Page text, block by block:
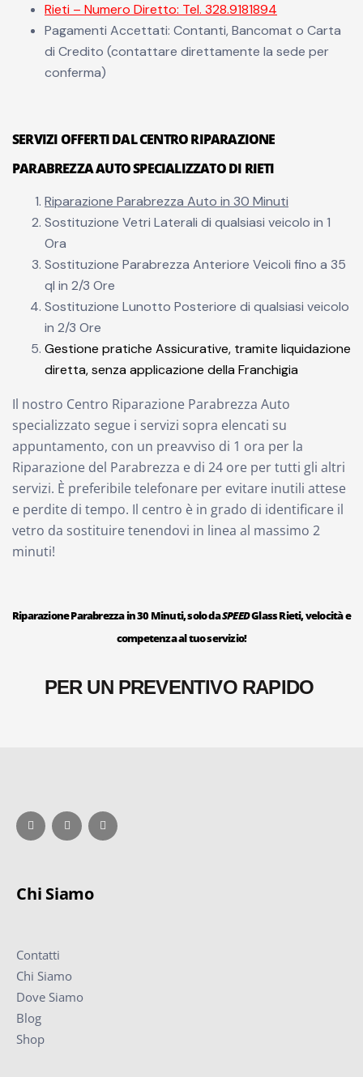
Rieti – Numero Diretto: Tel. 328.9181894
Pagamenti Accettati: Contanti, Bancomat o Carta
di Credito (contattare direttamente la sede per
conferma)
SERVIZI OFFERTI DAL CENTRO RIPARAZIONE
PARABREZZA AUTO SPECIALIZZATO DI RIETI
Riparazione Parabrezza Auto in 30 Minuti
Sostituzione Vetri Laterali di qualsiasi veicolo in 1
Ora
Sostituzione Parabrezza Anteriore Veicoli fino a 35
ql in 2/3 Ore
Sostituzione Lunotto Posteriore di qualsiasi veicolo
in 2/3 Ore
Gestione pratiche Assicurative, tramite liquidazione
diretta, senza applicazione della Franchigia
Il nostro Centro Riparazione Parabrezza Auto
specializzato segue i servizi sopra elencati su
appuntamento, con un preavviso di 1 ora per la
Riparazione del Parabrezza e di 24 ore per tutti gli altri
servizi. È preferibile telefonare per evitare inutili attese
e perdite di tempo. Il centro è in grado di identificare il
vetro da sostituire tenendovi in linea al massimo 2
minuti!
Riparazione Parabrezza in 30 Minuti, solo daSPEEDGlass Rieti, velocità e
competenza al tuo servizio!
PER UN PREVENTIVO RAPIDO
Chi Siamo
Contatti
Chi Siamo
Dove Siamo
Blog
Shop